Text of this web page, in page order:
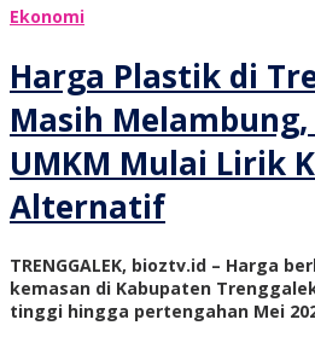
Ekonomi
Harga Plastik di
Masih Melambung,
UMKM Mulai Lirik
Alternatif
TRENGGALEK, bioztv.id – Harga
kemasan di Kabupaten
tinggi hingga pertengahan Mei